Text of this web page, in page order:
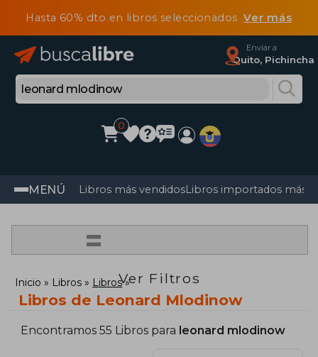
Hasta 60% dto en libros seleccionadosVer más
Enviar a
Quito, Pichincha
0
MENÚ Libros más vendidosLibros importados más
=
Ver Filtros
Inicio Libros Libros
Libros de Leonard Mlodinow
Encontramos 55 Libros para leonard mlodinow